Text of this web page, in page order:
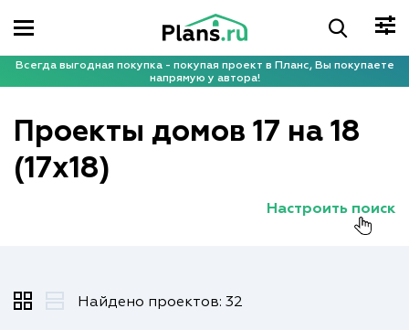
Всегда выгодная покупка - покупая проект в Планс, Вы покупаете
напрямую у автора!
Проекты домов 17 на 18
(17x18)
Настроить поиск
Найдено проектов: 32